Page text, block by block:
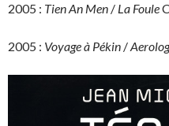
2005 : Tien An Men / La Foule
2005 : Voyage à Pékin /